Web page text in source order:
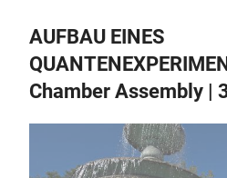
AUFBAU EINES
Chamber Assembly |